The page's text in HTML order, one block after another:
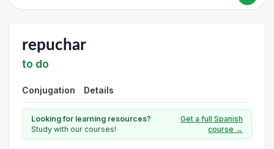
repuchar
to do
Conjugation Details
Looking for learning resources?
Study with our courses!
Get a full Spanish
course →